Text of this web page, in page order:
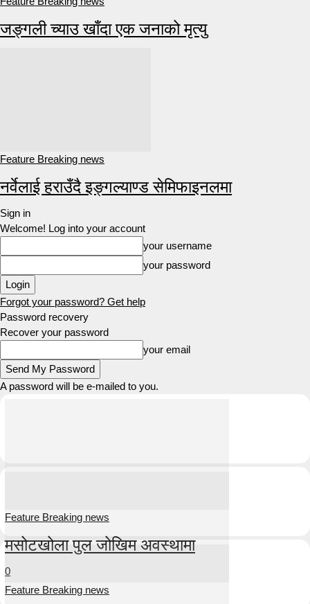
जङ्गली च्याउ खाँदा एक जनाको मृत्यु
Feature Breaking news
नर्वेलाई हराउँदै इङ्गल्याण्ड सेमिफाइनलमा
Sign in
Welcome! Log into your account
your username
your password
Forgot your password? Get help
Password recovery
Recover your password
your email
A password will be e-mailed to you.
Feature Breaking news
मसोटखोला पुल जोखिम अवस्थामा
0
Feature Breaking news